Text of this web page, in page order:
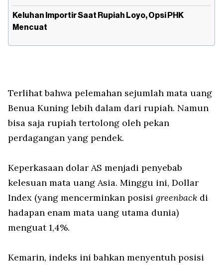
Keluhan Importir Saat Rupiah Loyo, Opsi PHK
Mencuat
Terlihat bahwa pelemahan sejumlah mata uang
Benua Kuning lebih dalam dari rupiah. Namun
bisa saja rupiah tertolong oleh pekan
perdagangan yang pendek.
Keperkasaan dolar AS menjadi penyebab
kelesuan mata uang Asia. Minggu ini, Dollar
Index (yang mencerminkan posisi greenback di
hadapan enam mata uang utama dunia)
menguat 1,4%.
Kemarin, indeks ini bahkan menyentuh posisi